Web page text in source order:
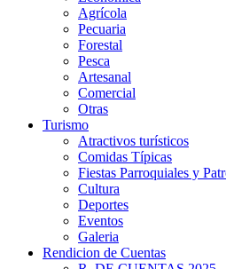
Agrícola
Pecuaria
Forestal
Pesca
Artesanal
Comercial
Otras
Turismo
Atractivos turísticos
Comidas Típicas
Fiestas Parroquiales y
Cultura
Deportes
Eventos
Galeria
Rendicion de Cuentas